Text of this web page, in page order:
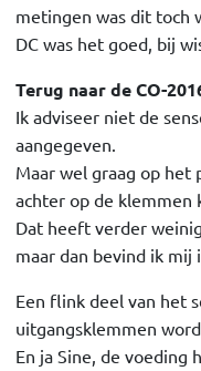
metingen was dit toch
DC was het goed, bij
Terug naar de CO-
Ik adviseer niet de
aangegeven.
Maar wel graag op
achter op de klemmen
Dat heeft verder
maar dan bevind ik mij
Een flink deel van het
uitgangsklemmen
En ja Sine, de